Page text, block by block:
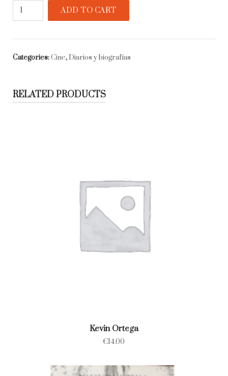
Con
en
Hollywood
ADD TO CART
Categories:Cine,Diarios y biografías
RELATED PRODUCTS
Kevin Ortega
€14.00